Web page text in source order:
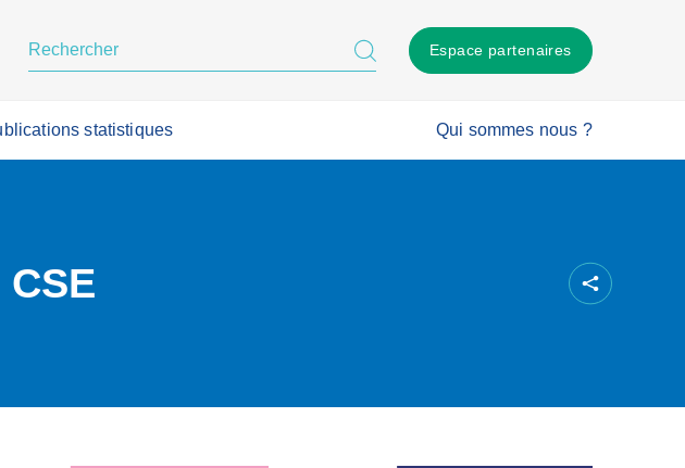
Espace partenaires
statistiques Qui sommes nous ?